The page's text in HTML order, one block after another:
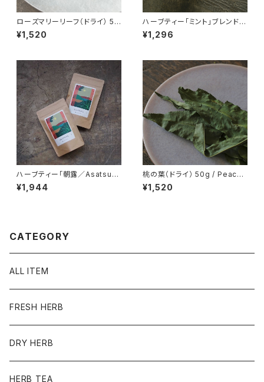
ローズマリーリーフ（ドライ） 50
g / Rosemary Leaves
¥1,520
ハーブティー「ミント」ブレンド
ティーパック8個入り
¥1,296
ハーブティー「朝露／Asatsuy
u」ブレンド ティーパック20個入
り
¥1,944
桃の葉（ドライ） 50g / Peach
Leaf
¥1,520
CATEGORY
ALL ITEM
FRESH HERB
DRY HERB
HERB TEA